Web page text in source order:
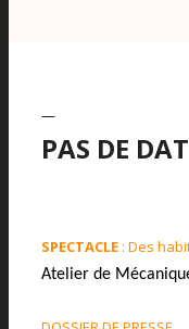
—
PAS DE
SPECTACLE : Des
Atelier de